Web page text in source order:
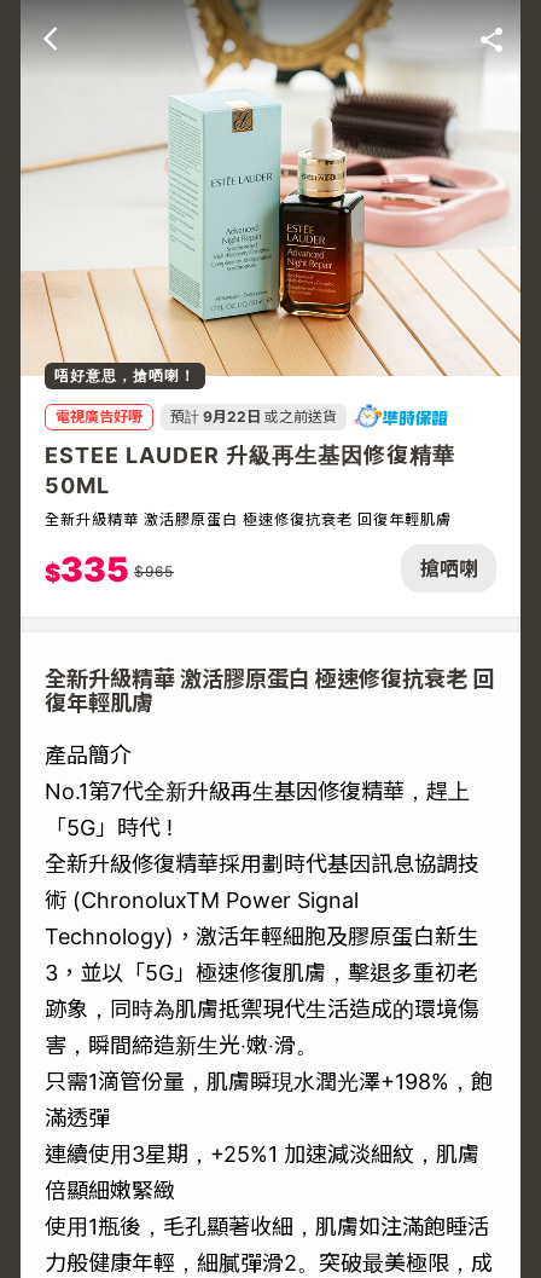
搶哂喇
唔好意思，搶哂喇！
電視廣告好嘢 預計 9月22日 或之前送貨
ESTEE LAUDER 升級再生基因修復精華
50ML
全新升級精華 激活膠原蛋白 極速修復抗衰老 回復年輕肌膚
$335 $965
全新升級精華 激活膠原蛋白 極速修復抗衰老 回
復年輕肌膚
產品簡介
No.1第7代全新升級再生基因修復精華，趕上
「5G」時代 !
全新升級修復精華採用劃時代基因訊息協調技
術 (ChronoluxTM Power Signal
Technology)，激活年輕細胞及膠原蛋白新生
3，並以「5G」極速修復肌膚，擊退多重初老
跡象，同時為肌膚抵禦現代生活造成的環境傷
害，瞬間締造新生光‧嫩‧滑。
只需1滴管份量，肌膚瞬現水潤光澤+198%，飽
滿透彈
連續使用3星期，+25%1 加速減淡細紋，肌膚
倍顯細嫩緊緻
使用1瓶後，毛孔顯著收細，肌膚如注滿飽睡活
力般健康年輕，細膩彈滑2。突破最美極限，成